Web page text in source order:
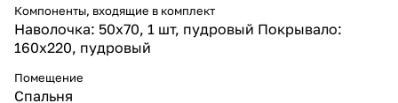
Компоненты, входящие в комплект
Наволочка: 50x70, 1 шт, пудровый Покрывало:
160x220, пудровый
Помещение
Спальня